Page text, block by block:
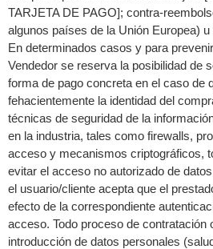
TARJETA DE PAGO]; contra-
algunos países de la Unión Europea)
En determinados casos y para
Vendedor se reserva la posibilidad de
forma de pago concreta en el caso de
fehacientemente la identidad del
técnicas de seguridad de la
en la industria, tales como firewalls,
acceso y mecanismos criptográficos,
evitar el acceso no autorizado de
el usuario/cliente acepta que el
efecto de la correspondiente
acceso. Todo proceso de contratación
introducción de datos personales